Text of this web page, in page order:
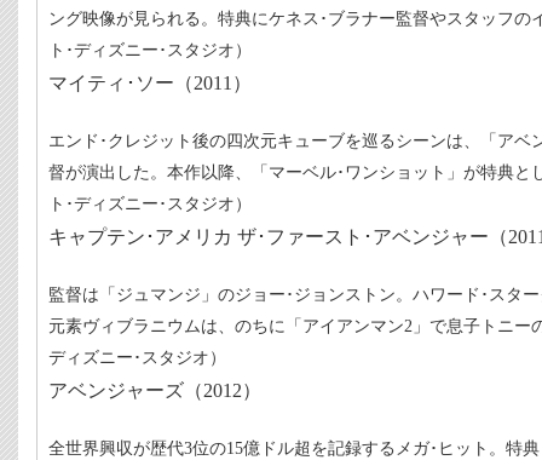
ング映像が見られる。特典にケネス･ブラナー監督やスタッフの
ト･ディズニー･スタジオ）
マイティ･ソー（2011）
エンド･クレジット後の四次元キューブを巡るシーンは、「アベ
督が演出した。本作以降、「マーベル･ワンショット」が特典と
ト･ディズニー･スタジオ）
キャプテン･アメリカ ザ･ファースト･アベンジャー（
監督は「ジュマンジ」のジョー･ジョンストン。ハワード･スタ
元素ヴィブラニウムは、のちに「アイアンマン2」で息子トニー
ディズニー･スタジオ）
アベンジャーズ（2012）
全世界興収が歴代3位の15億ドル超を記録するメガ･ヒット。特